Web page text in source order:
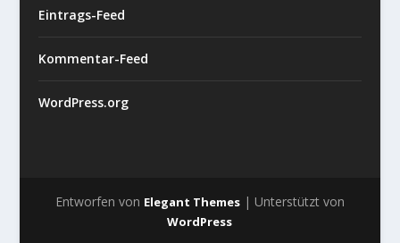
Eintrags-Feed
Kommentar-Feed
WordPress.org
Entworfen von Elegant Themes| Unterstützt von
WordPress